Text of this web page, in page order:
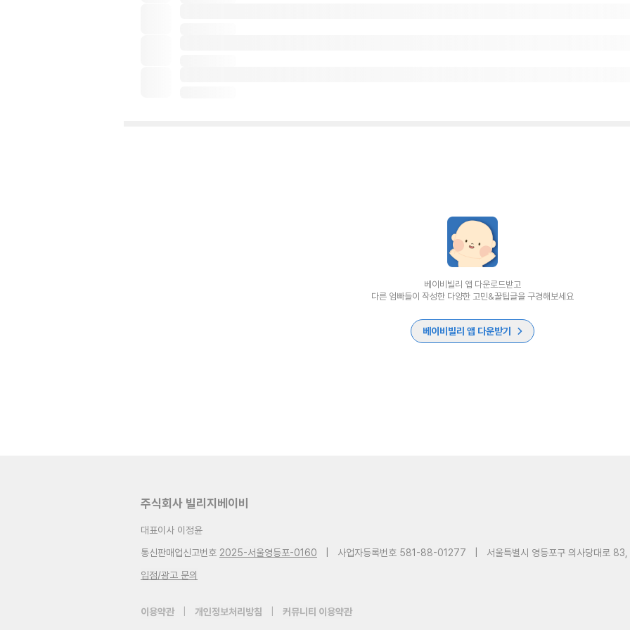
베이비빌리 앱 다운로드받고
다른 엄빠들이 작성한 다양한 고민&꿀팁글을 구경해보세요
베이비빌리 앱 다운받기
주식회사 빌리지베이비
대표이사 이정윤
통신판매업신고번호 2025-서울영등포-0160 사업자등록번호 581-88-01277
서울특별시 영등포구 의사당대로
입점/광고 문의
이용약관 개인정보처리방침 커뮤니티 이용약관